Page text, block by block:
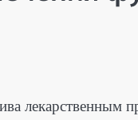
лекарственным